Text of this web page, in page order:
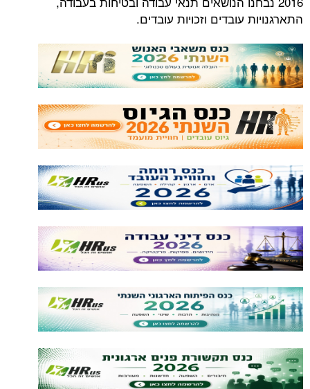
עובדים וזכויות עובדים.